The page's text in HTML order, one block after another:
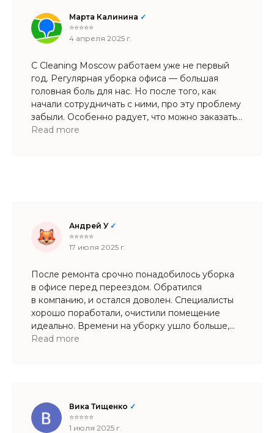
Марта Калинина ✓
⭐⭐⭐⭐⭐
4 апреля 2025 г.
С Cleaning Moscow работаем уже не первый
год. Регулярная уборка офиса — большая
головная боль для нас. Но после того, как
начали сотрудничать с ними, про эту проблему
забыли. Особенно радует, что можно заказать
и генеральную уборку, и мытье фасадов.
Read more
Андрей У ✓
⭐⭐⭐⭐⭐
17 июля 2025 г.
После ремонта срочно понадобилось уборка
в офисе перед переездом. Обратился
в компанию, и остался доволен. Специалисты
хорошо поработали, очистили помещение
идеально. Времени на уборку ушло больше,
чем думал, но результат порадовал.
Read more
Вика Тищенко ✓
⭐⭐⭐⭐⭐
1 июля 2025 г.